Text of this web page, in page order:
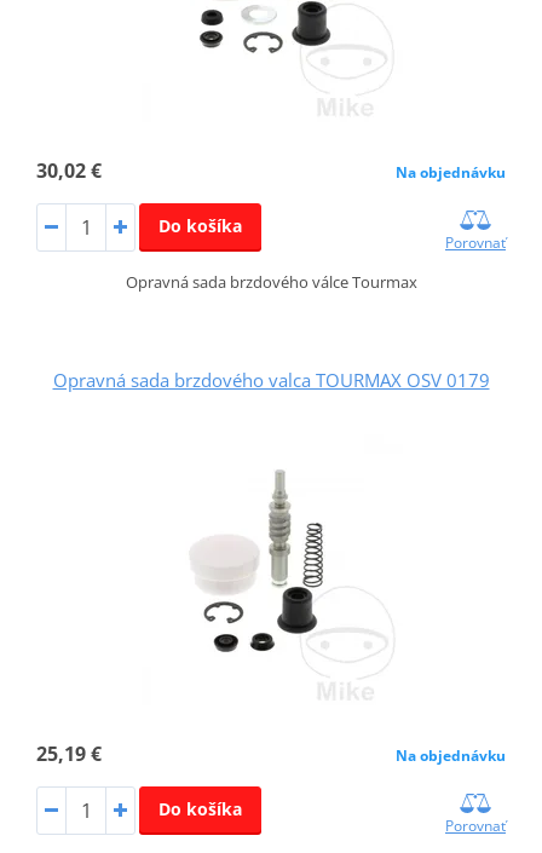
30,02 € Na objednávku
Do košíka
Porovnať
Opravná sada brzdového válce Tourmax
Opravná sada brzdového valca TOURMAX OSV 0179
25,19 € Na objednávku
Do košíka
Porovnať